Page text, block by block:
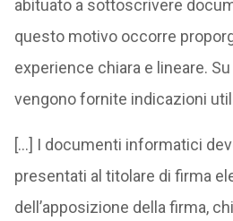
abituato a sottoscrivere
questo motivo occorre
experience chiara e lineare.
vengono fornite indicazioni
[…] I documenti informatici
presentati al titolare di firma
dell’apposizione della firma,